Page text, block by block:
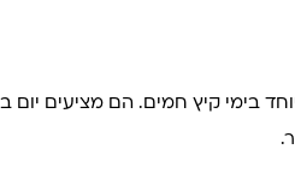
בימי קיץ חמים. הם מציעים יום